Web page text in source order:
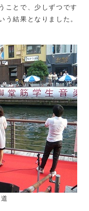
ことで、少しずつです
う結果となりました。